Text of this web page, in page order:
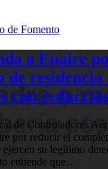
de Fomento
a Enaire
de residencia
con
de Controladores
por reducir el
ejercen su legítimo
entiende que…